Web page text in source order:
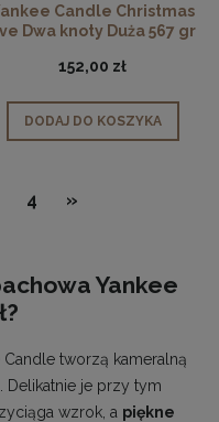
Candle Christmas
Dwa knoty Duża 567 gr
152,00 zł
DODAJ DO KOSZYKA
4 »
Yankee
Candle tworzą kameralną
Delikatnie je przy tym
wzrok, a piękne